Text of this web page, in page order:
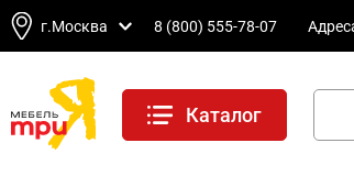
г.Москва 8 (800) 555-78-07
Каталог